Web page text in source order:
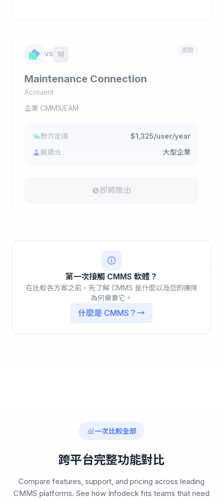
VS M 即將
Maintenance Connection
Accruent
企業 CMMS/EAM
對方定價
$1,325/user/year
最適合
大型企業
即將推出
第一次接觸 CMMS 軟體？
在比較各方案之前，先了解 CMMS 是什麼以及您的團隊
為何需要它。
什麼是 CMMS？→
一次比較全部
跨平台完整功能對比
Compare features, support, and pricing across leading
CMMS platforms. See how Infodeck fits teams that need